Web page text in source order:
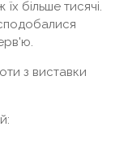
більше тисячі.
з виставки